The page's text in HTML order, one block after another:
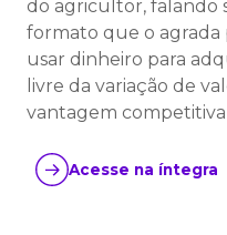
do agricultor, falando
formato que o agrada
usar dinheiro para
livre da variação de
vantagem
Acesse na íntegra